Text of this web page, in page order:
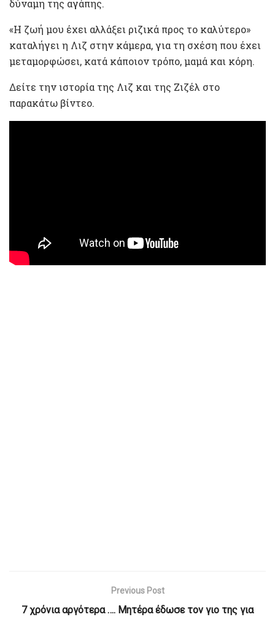
δύναμη της αγάπης.
«Η ζωή μου έχει αλλάξει ριζικά προς το καλύτερο»
καταλήγει η Λιζ στην κάμερα, για τη σχέση που έχει
μεταμορφώσει, κατά κάποιον τρόπο, μαμά και κόρη.
Δείτε την ιστορία της Λιζ και της Ζιζέλ στο
παρακάτω βίντεο.
Previous Post
7 χρόνια αργότερα …. Μητέρα έδωσε τον γιο της για